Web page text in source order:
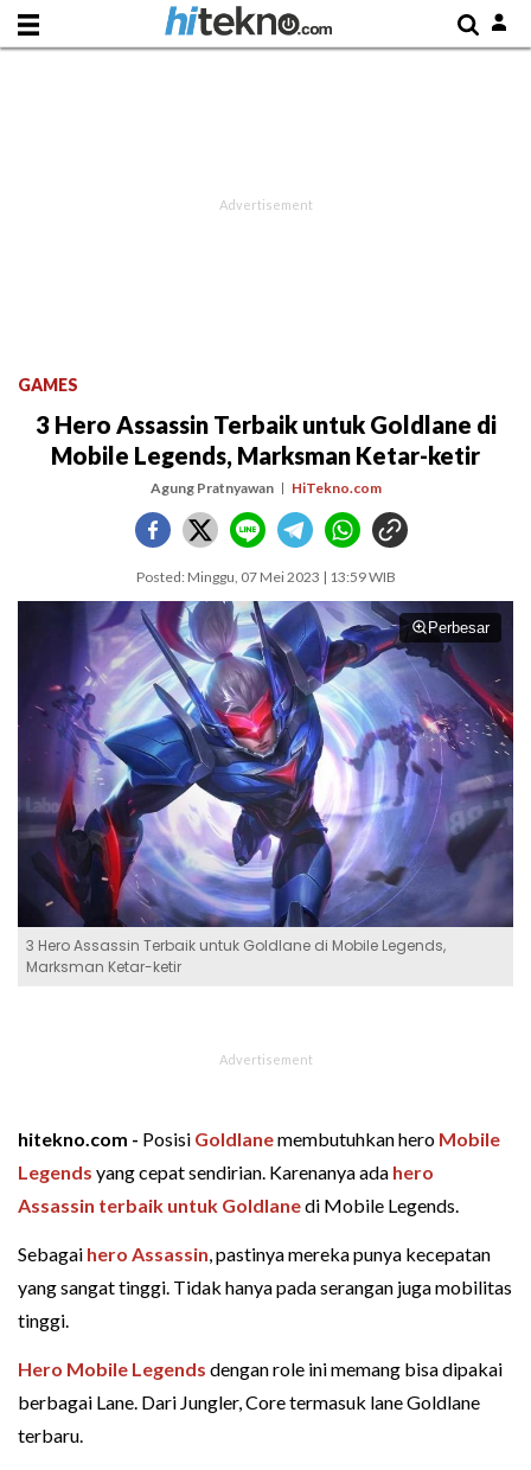
GAMES
3 Hero Assassin Terbaik untuk Goldlane di
Mobile Legends, Marksman Ketar-ketir
Agung Pratnyawan HiTekno.com
Posted: Minggu, 07 Mei 2023 | 13:59 WIB
Perbesar
3 Hero Assassin Terbaik untuk Goldlane di Mobile Legends,
Marksman Ketar-ketir
hitekno.com - Posisi Goldlanemembutuhkan hero Mobile
Legends yang cepat sendirian. Karenanya ada hero
Assassin terbaik untuk Goldlanedi Mobile Legends.
Sebagai hero Assassin, pastinya mereka punya kecepatan
yang sangat tinggi. Tidak hanya pada serangan juga mobilitas
tinggi.
Hero Mobile Legends dengan role ini memang bisa dipakai
berbagai Lane. Dari Jungler, Core termasuk lane Goldlane
terbaru.